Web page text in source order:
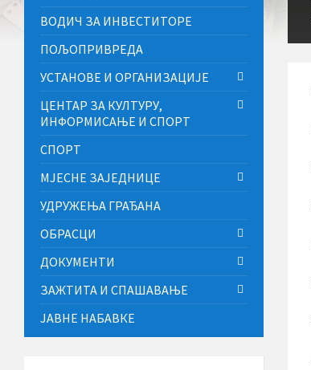
ВОДИЧ ЗА ИНВЕСТИТОРЕ
ПОЉОПРИВРЕДА
УСТАНОВЕ И ОРГАНИЗАЦИЈЕ
ЦЕНТАР ЗА КУЛТУРУ,
ИНФОРМИСАЊЕ И СПОРТ
СПОРТ
МЈЕСНЕ ЗАЈЕДНИЦЕ
УДРУЖЕЊА ГРАЂАНА
ОБРАСЦИ
ДОКУМЕНТИ
ЗАЖТИТА И СПАШАВАЊЕ
ЈАВНЕ НАБАВКЕ